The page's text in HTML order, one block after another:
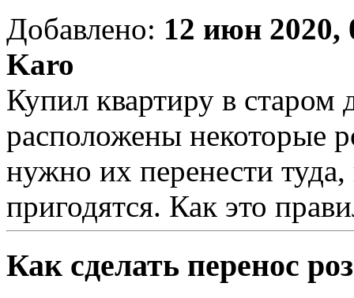
Добавлено: 12 июн 2020,
Karo
Купил квартиру в старом
расположены некоторые
нужно их перенести
пригодятся. Как это
Как сделать перенос